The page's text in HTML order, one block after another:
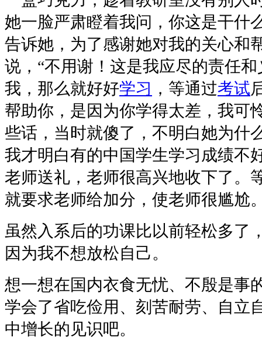
她一脸严肃瞪着我问，你这是干什
告诉她，为了感谢她对我的关心和
说，“不用谢！这是我应尽的责任
我，那么就好好学习 ，等通过考试
帮助你，是因为你学得太差，我
些话，当时就傻了，不明白她为什
我才明白有的中国学生学习成绩不
老师送礼，老师很高兴地收下了。
就要求老师给加分，使老师很尴
虽然入系后的功课比以前轻松多了
因为我不想放松自己。
想一想在国内衣食无忧、不殷是事
学会了省吃俭用、刻苦耐劳、自立
中增长的见识吧。